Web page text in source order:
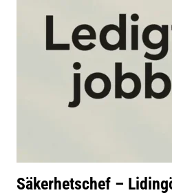
Säkerhetschef –